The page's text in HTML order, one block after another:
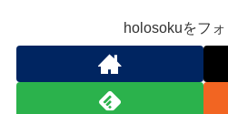
holosokuをフ